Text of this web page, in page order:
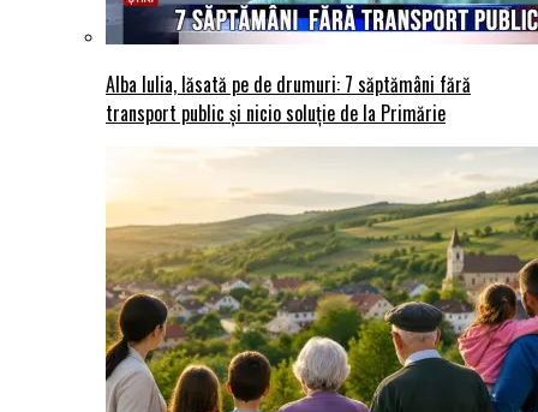
Alba Iulia, lăsată pe de drumuri: 7 săptămâni fără
transport public și nicio soluție de la Primărie